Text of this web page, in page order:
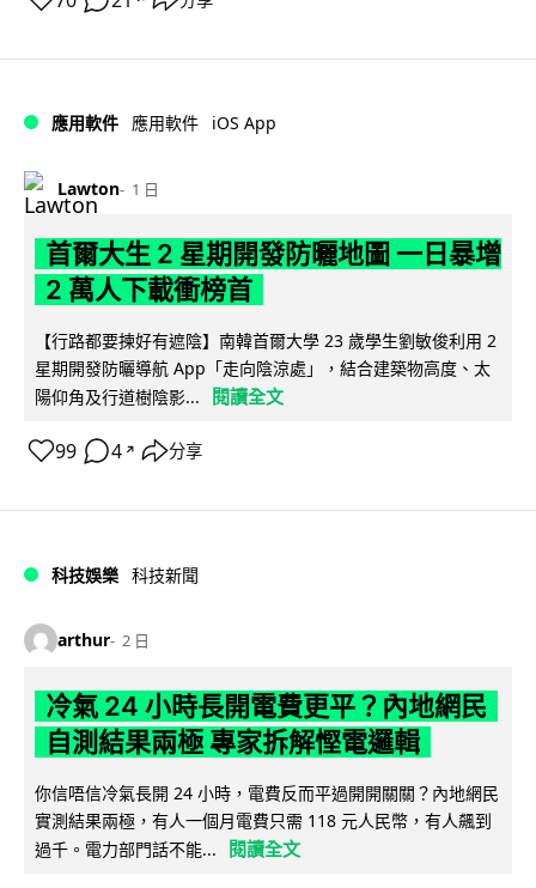
應用軟件 應用軟件 iOS App
Lawton 1 日
首爾大生 2 星期開發防曬地圖 一日暴增
2 萬人下載衝榜首
【行路都要揀好有遮陰】南韓首爾大學 23 歲學生劉敏俊利用 2
星期開發防曬導航 App「走向陰涼處」，結合建築物高度、太
陽仰角及行道樹陰影...
閱讀全文
99 4 ↗ 分享
科技娛樂 科技新聞
arthur 2 日
冷氣 24 小時長開電費更平？內地網民
自測結果兩極 專家拆解慳電邏輯
你信唔信冷氣長開 24 小時，電費反而平過開開關關？內地網民
實測結果兩極，有人一個月電費只需 118 元人民幣，有人飆到
過千。電力部門話不能...
閱讀全文